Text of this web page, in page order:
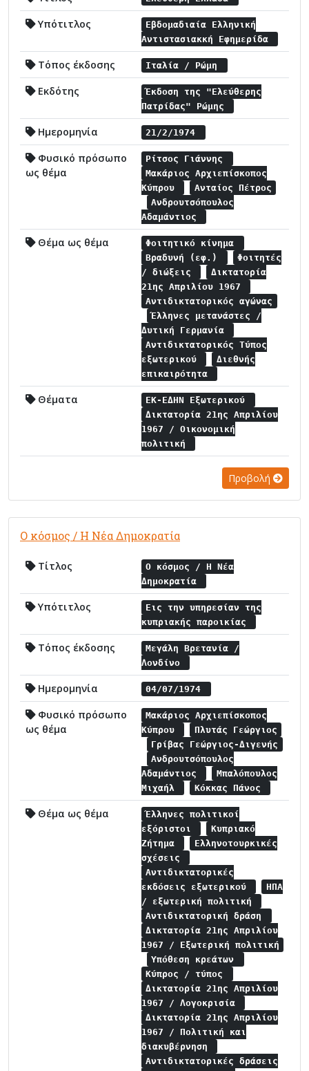
Υπότιτλος
Εβδομαδιαία Ελληνική
Αντιστασιακκή Εφημερίδα
Τόπος έκδοσης Ιταλία / Ρώμη
Εκδότης
Έκδοση της "Ελεύθερης
Πατρίδας" Ρώμης
Ημερομηνία 21/2/1974
Φυσικό πρόσωπο
ως θέμα
Ρίτσος Γιάννης
Μακάριος Αρχιεπίσκοπος
Κύπρου
Ανταίος Πέτρος
Ανδρουτσόπουλος
Αδαμάντιος
Θέμα ως θέμα
Φοιτητικό κίνημα
Βραδυνή (εφ.)
Φοιτητές
/ διώξεις
Δικτατορία
21ης Απριλίου 1967
Αντιδικτατορικός αγώνας
Έλληνες μετανάστες /
Δυτική Γερμανία
Αντιδικτατορικός Τύπος
εξωτερικού
Διεθνής
επικαιρότητα
Θέματα
ΕΚ-ΕΔΗΝ Εξωτερικού
Δικτατορία 21ης Απριλίου
1967 / Οικονομική
πολιτική
Προβολή
Ο κόσμος / Η Νέα Δημοκρατία
Τίτλος
Ο κόσμος / Η Νέα
Δημοκρατία
Υπότιτλος
Εις την υπηρεσίαν της
κυπριακής παροικίας
Τόπος έκδοσης
Μεγάλη Βρετανία /
Λονδίνο
Ημερομηνία 04/07/1974
Φυσικό πρόσωπο
ως θέμα
Μακάριος Αρχιεπίσκοπος
Κύπρου
Πλυτάς Γεώργιος
Γρίβας Γεώργιος-Διγενής
Ανδρουτσόπουλος
Αδαμάντιος
Μπαλόπουλος
Μιχαήλ
Κόκκας Πάνος
Θέμα ως θέμα
Έλληνες πολιτικοί
εξόριστοι
Κυπριακό
Ζήτημα
Ελληνοτουρκικές
σχέσεις
Αντιδικτατορικές
εκδόσεις εξωτερικού
ΗΠΑ
/ εξωτερική πολιτική
Αντιδικτατορική δράση
Δικτατορία 21ης Απριλίου
1967 / Εξωτερική πολιτική
Υπόθεση κρεάτων
Κύπρος / τύπος
Δικτατορία 21ης Απριλίου
1967 / Λογοκρισία
Δικτατορία 21ης Απριλίου
1967 / Πολιτική και
διακυβέρνηση
Αντιδικτατορικές δράσεις